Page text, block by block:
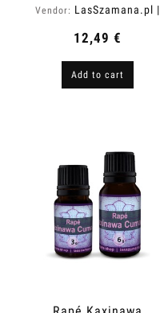
Vendor: LasSzamana.pl |
12,49 €
Add to cart